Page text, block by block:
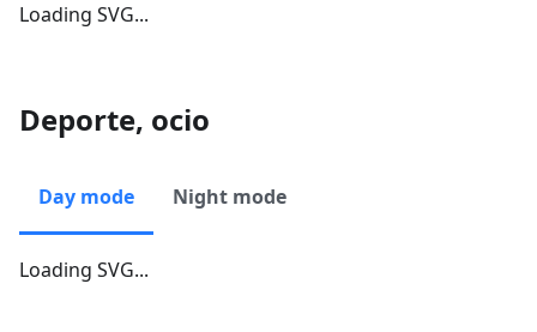
Loading SVG...
Deporte, ocio
Day mode Night mode
Loading SVG...